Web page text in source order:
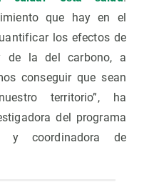
que hay en el
los efectos de
de la del carbono, a
conseguir que sean
territorio”, ha
del programa
y coordinadora de